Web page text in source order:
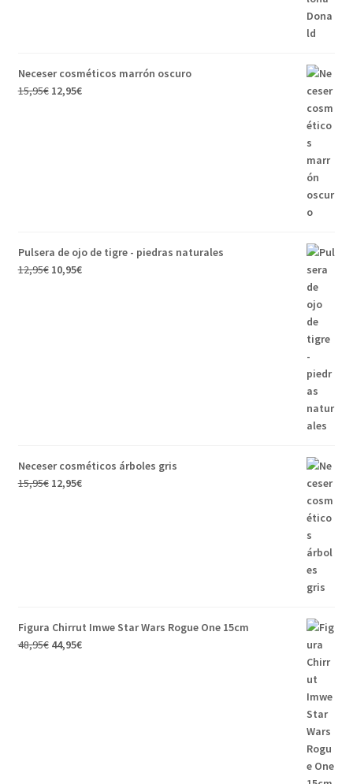
Neceser cosméticos marrón oscuro
15,95€ 12,95€
Pulsera de ojo de tigre - piedras naturales
12,95€ 10,95€
Neceser cosméticos árboles gris
15,95€ 12,95€
Figura Chirrut Imwe Star Wars Rogue One 15cm
48,95€ 44,95€